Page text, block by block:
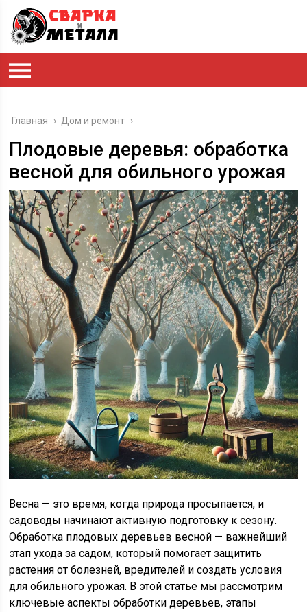
Главная › Дом и ремонт ›
Плодовые деревья: обработка
весной для обильного урожая
Весна — это время, когда природа просыпается, и
садоводы начинают активную подготовку к сезону.
Обработка плодовых деревьев весной — важнейший
этап ухода за садом, который помогает защитить
растения от болезней, вредителей и создать условия
для обильного урожая. В этой статье мы рассмотрим
ключевые аспекты обработки деревьев, этапы